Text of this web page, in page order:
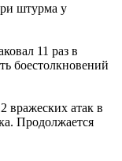
штурма у
11 раз в
боестолкновений
вражеских атак в
Продолжается